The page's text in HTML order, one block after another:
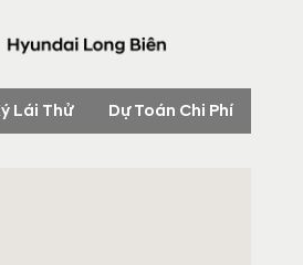
Lái Thử Dự Toán Chi Phí